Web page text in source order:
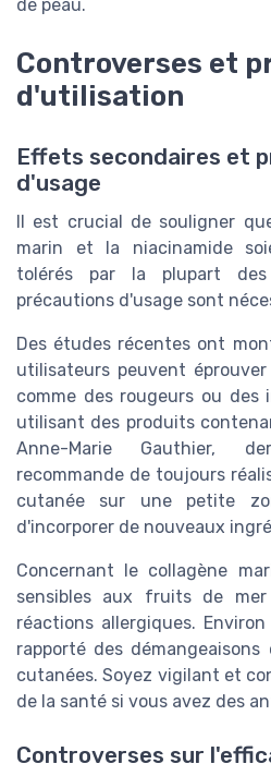
de peau.
Controverses et
d'utilisation
Effets secondaires et
d'usage
Il est crucial de souligner
marin et la niacinamide
tolérés par la plupart
précautions d'usage sont
Des études récentes ont
utilisateurs peuvent
comme des rougeurs ou
utilisant des produits
Anne-Marie Gauthier,
recommande de toujours
cutanée sur une petite
d'incorporer de nouveaux
Concernant le collagène
sensibles aux fruits de
réactions allergiques.
rapporté des
cutanées. Soyez vigilant et
de la santé si vous avez des
Controverses sur